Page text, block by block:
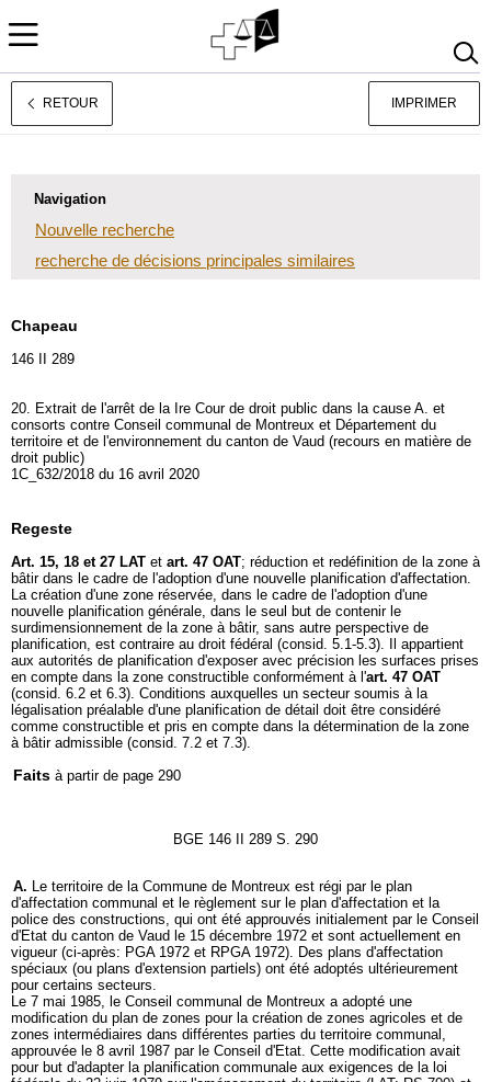
Deutsch
RETOUR IMPRIMER
Navigation
Nouvelle recherche
recherche de décisions principales similaires
Chapeau
146 II 289
20. Extrait de l'arrêt de la Ire Cour de droit public dans la cause A. et
consorts contre Conseil communal de Montreux et Département du
territoire et de l'environnement du canton de Vaud (recours en matière de
droit public)
1C_632/2018 du 16 avril 2020
Regeste
Art. 15, 18 et 27 LAT et art. 47 OAT; réduction et redéfinition de la zone à
bâtir dans le cadre de l'adoption d'une nouvelle planification d'affectation.
La création d'une zone réservée, dans le cadre de l'adoption d'une
nouvelle planification générale, dans le seul but de contenir le
surdimensionnement de la zone à bâtir, sans autre perspective de
planification, est contraire au droit fédéral (consid. 5.1-5.3). Il appartient
aux autorités de planification d'exposer avec précision les surfaces prises
en compte dans la zone constructible conformément à l'art. 47 OAT
(consid. 6.2 et 6.3). Conditions auxquelles un secteur soumis à la
légalisation préalable d'une planification de détail doit être considéré
comme constructible et pris en compte dans la détermination de la zone
à bâtir admissible (consid. 7.2 et 7.3).
Faits à partir de page 290
BGE 146 II 289 S. 290
A. Le territoire de la Commune de Montreux est régi par le plan
d'affectation communal et le règlement sur le plan d'affectation et la
police des constructions, qui ont été approuvés initialement par le Conseil
d'Etat du canton de Vaud le 15 décembre 1972 et sont actuellement en
vigueur (ci-après: PGA 1972 et RPGA 1972). Des plans d'affectation
spéciaux (ou plans d'extension partiels) ont été adoptés ultérieurement
pour certains secteurs.
Le 7 mai 1985, le Conseil communal de Montreux a adopté une
modification du plan de zones pour la création de zones agricoles et de
zones intermédiaires dans différentes parties du territoire communal,
approuvée le 8 avril 1987 par le Conseil d'Etat. Cette modification avait
pour but d'adapter la planification communale aux exigences de la loi